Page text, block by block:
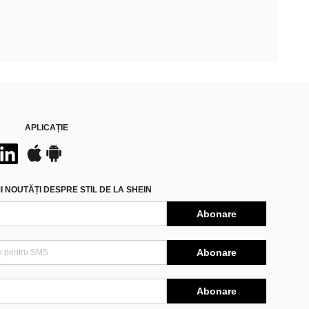
APLICAȚIE
NOUTĂȚI DESPRE STIL DE LA SHEIN
Abonare
Abonare
Abonare